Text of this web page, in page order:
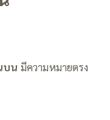
บน มีความหมายตรง